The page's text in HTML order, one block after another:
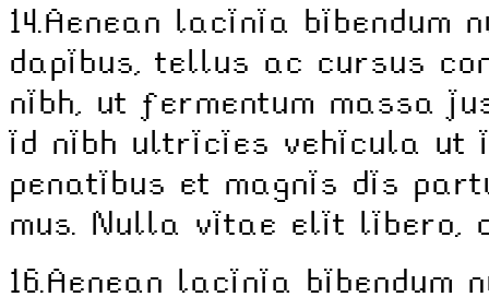
14.Aenean lacinia bibendum
dapibus, tellus ac cursus
nibh, ut fermentum massa
id nibh ultricies vehicula ut
penatibus et magnis dis
mus. Nulla vitae elit libero,
16.Aenean lacinia bibendum